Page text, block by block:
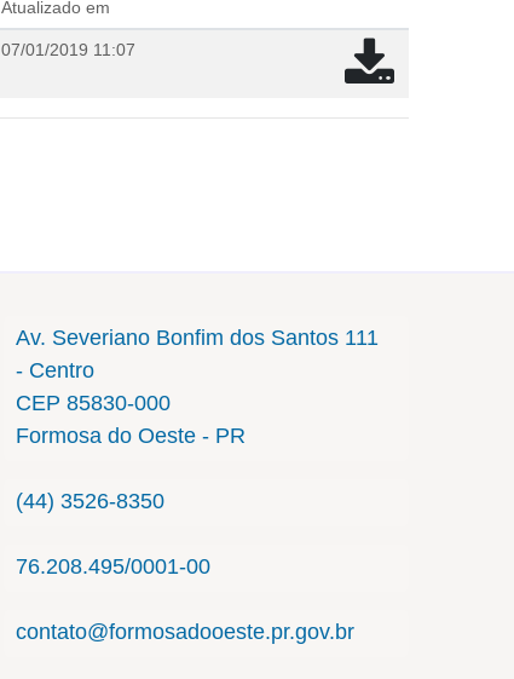
Atualizado em
07/01/2019 11:07
Av. Severiano Bonfim dos Santos 111
- Centro
CEP 85830-000
Formosa do Oeste - PR
(44) 3526-8350
76.208.495/0001-00
contato@formosadooeste.pr.gov.br